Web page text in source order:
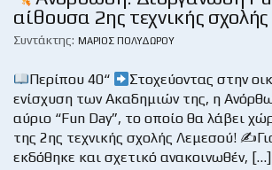
αίθουσα 2ης τεχνικής
Συντάκτης: ΜΆΡΙΟΣ ΠΟΛΥΔΏΡΟΥ
Περίπου 40“
Στοχεύοντας στην
ενίσχυση των Ακαδημιών της, η
αύριο “Fun Day”, το οποίο θα λάβει
της 2ης τεχνικής σχολής Λεμεσού! ✍
εκδόθηκε και σχετικό ανακοινωθέν, […]